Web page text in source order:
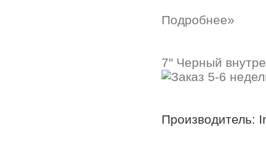
Подробнее»
7" Черный
Производитель: